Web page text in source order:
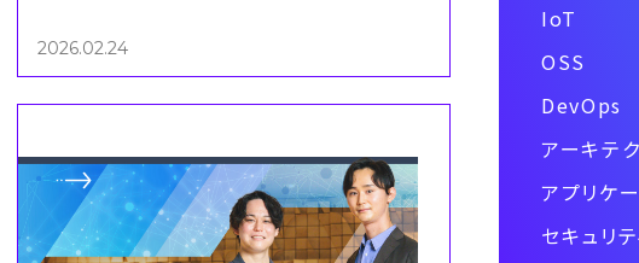
2026.02.24
IoT
OSS
DevOps
アーキテ
アプリケ
セキュリ